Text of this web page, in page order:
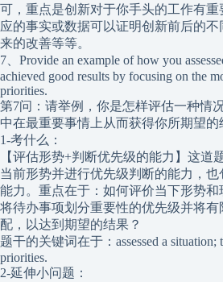
可，重点是创新对于你手头的工作有
应的事实或数据可以证明创新前后的
来的改善等等。
7、Provide an example of how you
achieved good results by focusing on the
priorities.
第7问：请举例，你是怎样评估一种情
中在最重要事情上从而获得你所期望的
1-考什么：
【评估形势+判断优先级的能力】这道
当前形势并进行优先级判断的能力，也
能力。重点在于：如何评价当下形势
将待办事项划分重要性的优先级并将有
配，以达到期望的结果？
题干的关键词在于：assessed a situation;
priorities.
2-延伸小问题：